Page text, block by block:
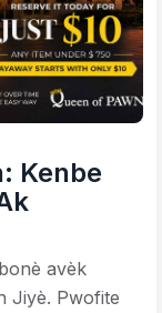
Kenbe
avèk
Jiyè. Pwofite